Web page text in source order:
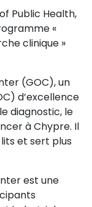
Public Health,
«
clinique »
(GOC), un
d’excellence
diagnostic, le
à Chypre. Il
et sert plus
est une